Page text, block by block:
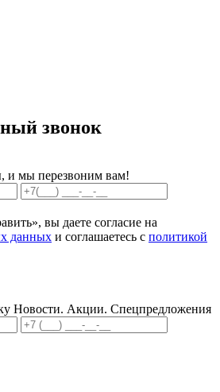
звонок
и мы перезвоним вам!
вы даете согласие на
данных и соглашаетесь с политикой
Новости. Акции. Спецпредложения